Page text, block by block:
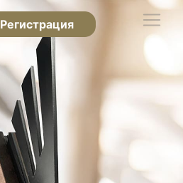
Регистрация